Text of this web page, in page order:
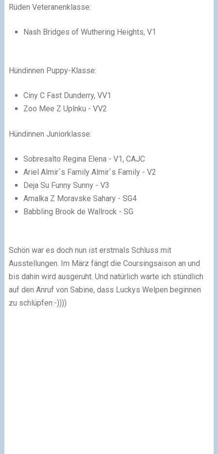
Rüden Veteranenklasse:
Nash Bridges of Wuthering Heights, V1
Hündinnen Puppy-Klasse:
Ciny C Fast Dunderry, VV1
Zoo Mee Z Uplnku - VV2
Hündinnen Juniorklasse:
Sobresalto Regina Elena - V1, CAJC
Ariel Almir´s Family Almir´s Family - V2
Deja Su Funny Sunny - V3
Amalka Z Moravske Sahary - SG4
Babbling Brook de Wallrock - SG
Schön war es doch nun ist erstmals Schluss mit
Ausstellungen. Im März fängt die Coursingsaison an und
bis dahin wird ausgeruht. Und natürlich warte ich stündlich
auf den Anruf von Sabine, dass Luckys Welpen beginnen
zu schlüpfen:-))))